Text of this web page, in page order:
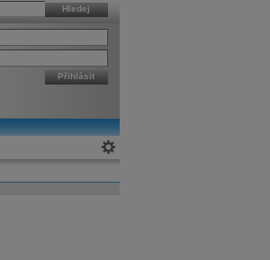
Hledej
Přihlásit